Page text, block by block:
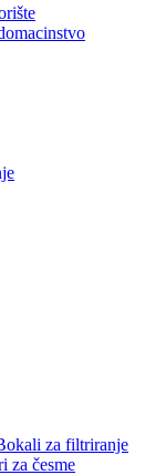
za filtriranje
za česme